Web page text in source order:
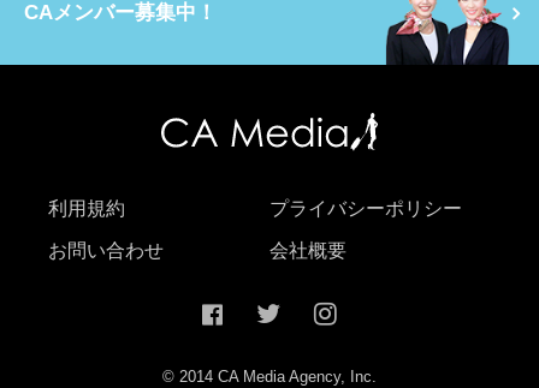
CAメンバー募集中！
利用規約 プライバシーポリシー
お問い合わせ 会社概要
© 2014 CA Media Agency, Inc.